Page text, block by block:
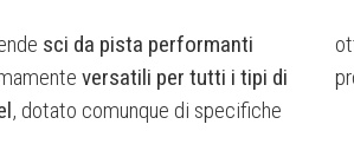
sci da pista performanti
versatili per tutti i tipi di
, dotato comunque di specifiche